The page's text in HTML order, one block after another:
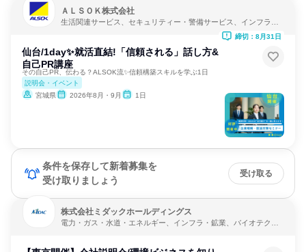
ＡＬＳＯＫ株式会社
生活関連サービス、セキュリティー・警備サービス、インフラ・
仙台/1day✨就活直結!「信頼される」話し方&
自己PR講座
その自己PR、伝わる？ALSOK流✨信頼構築スキルを学ぶ1日
説明会・イベント
宮城県
2026年8月・9月 1日
締切：8月31日
条件を保存して新着募集を
受け取りましょう
受け取る
株式会社ミダックホールディングス
電力・ガス・水道・エネルギー、インフラ・鉱業、バイオテクノ